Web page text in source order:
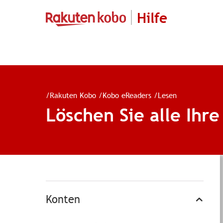
Hilfe
/Rakuten Kobo /Kobo eReaders /Lesen
Löschen Sie alle
Konten